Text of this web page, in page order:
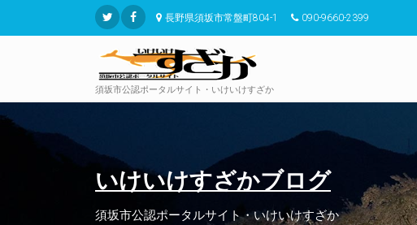
長野県須坂市常盤町804-1 090-9660-2399
須坂市公認ポータルサイト・いけいけすざか
いけいけすざかブログ
須坂市公認ポータルサイト・いけいけすざか